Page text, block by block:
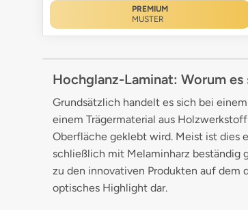
PREMIUM
MUSTER
Hochglanz-Laminat: Worum
Grundsätzlich handelt es sich bei
einem Trägermaterial aus
Oberfläche geklebt wird. Meist ist dies
schließlich mit Melaminharz beständig
zu den innovativen Produkten auf
optisches Highlight dar.